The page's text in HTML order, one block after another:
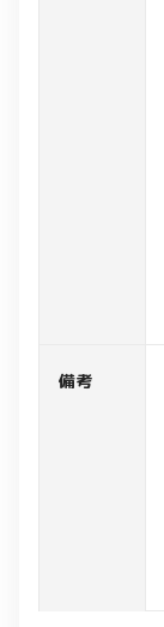
備考